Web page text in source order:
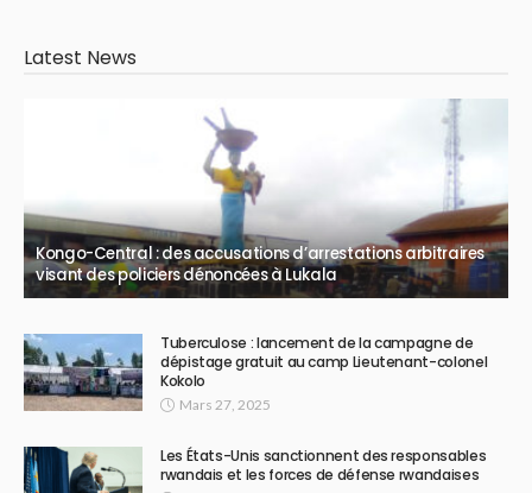
Latest News
Kongo-Central : des accusations d’arrestations arbitraires
visant des policiers dénoncées à Lukala
Tuberculose : lancement de la campagne de
dépistage gratuit au camp Lieutenant-colonel
Kokolo
Mars 27, 2025
Les États-Unis sanctionnent des responsables
rwandais et les forces de défense rwandaises